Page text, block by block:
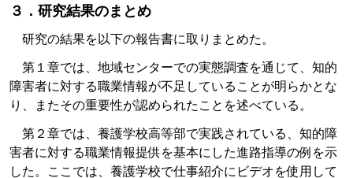
３．研究結果のまとめ
研究の結果を以下の報告書に取りまとめた。
第１章では、地域センターでの実態調査を通じて、知的
障害者に対する職業情報が不足していることが明らかとな
り、またその重要性が認められたことを述べている。
第２章では、養護学校高等部で実践されている、知的障
害者に対する職業情報提供を基本にした進路指導の例を示
した。ここでは、養護学校で仕事紹介にビデオを使用して